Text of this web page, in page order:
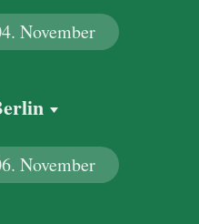
November
November